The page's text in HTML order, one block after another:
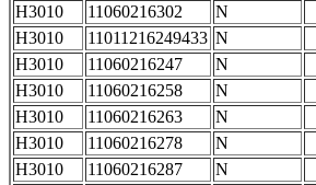
H3010
11060216302
N
H3010
11011216249433 N
H3010
11060216247
N
H3010
11060216258
N
H3010
11060216263
N
H3010
11060216278
N
H3010
11060216287
N